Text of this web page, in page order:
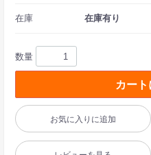
在庫 在庫有り
数量
カー
お気に入りに追加